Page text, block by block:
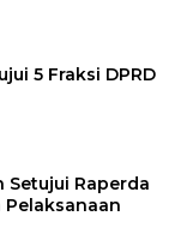
5 Fraksi DPRD
Setujui Raperda